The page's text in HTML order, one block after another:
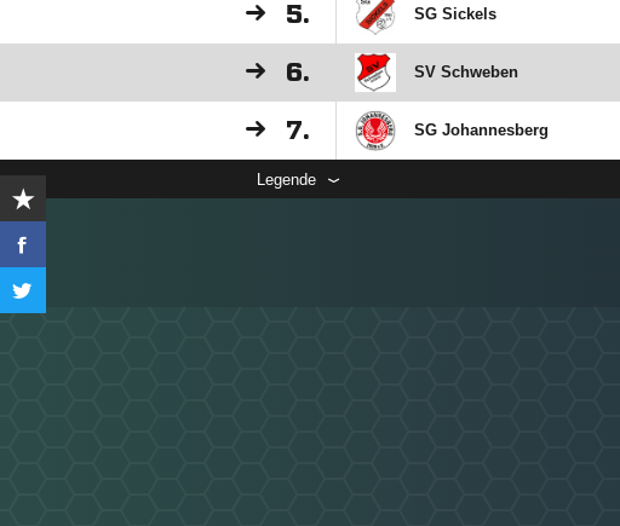
5. SG Sickels
6. SV Schweben
7. SG Johannesberg
Legende